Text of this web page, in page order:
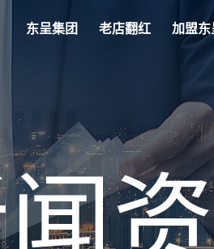
东呈集团 老店翻红 加盟东